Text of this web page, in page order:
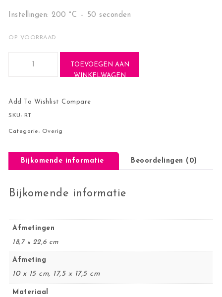
Instellingen: 200 °C – 50 seconden
OP VOORRAAD
TOEVOEGEN AAN
WINKELWAGEN
Add To Wishlist Compare
SKU: RT
Categorie: Overig
Bijkomende informatie Beoordelingen (0)
Bijkomende informatie
Afmetingen
18,7 × 22,6 cm
Afmeting
10 x 15 cm, 17,5 x 17,5 cm
Materiaal